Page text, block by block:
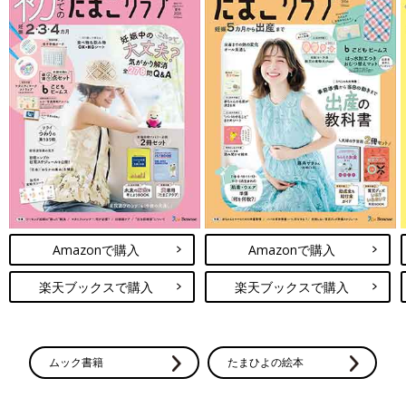
Amazonで購入
楽天ブックスで購入
Amazonで購入
楽天ブックスで購入
ムック書籍 たまひよの絵本